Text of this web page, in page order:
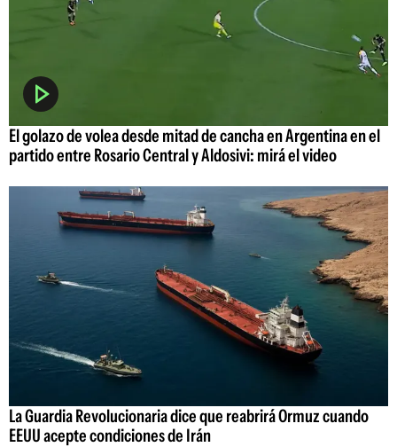
El golazo de volea desde mitad de cancha en Argentina en el
partido entre Rosario Central y Aldosivi: mirá el video
La Guardia Revolucionaria dice que reabrirá Ormuz cuando
EEUU acepte condiciones de Irán